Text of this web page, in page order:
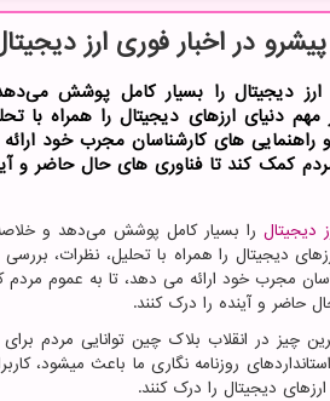
پیشرو در اخبار فوری ارز
ارز دیجیتال را بسیار کامل پوشش
دنیای ارزهای دیجیتال را همراه با
راهنمایی های کارشناسان مجرب خود
کمک کند تا فناوری های حال حاضر و
دیجیتال را بسیار کامل پوشش می‌دهد و
دیجیتال را همراه با تحلیل، نظرات،
مجرب خود ارائه می دهد، تا به عموم
حاضر و آینده را درک کنند.
چیز در انقلاب بلاک چین توانایی مردم
روزنامه نگاری ما باعث میشود،
دیجیتال را درک کنند.